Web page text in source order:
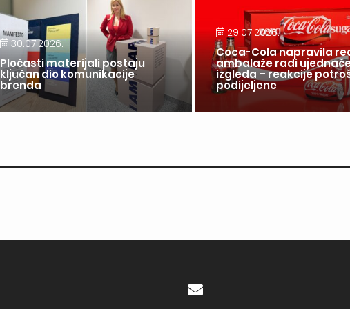
30.07.2026.
Pločasti materijali postaju
ključan dio komunikacije
brenda
29.07.2026.
Coca-Cola napravila
ambalaže radi
izgleda – reakcije
podijeljene